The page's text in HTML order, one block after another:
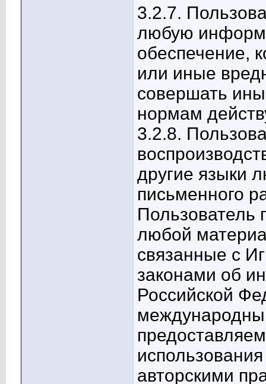
3.2.7.
любую
обеспечение,
или иные
совершать
нормам
3.2.8.
другие языки
письменного
Пользователь
любой
связанные с
законами об
Российской
авторскими